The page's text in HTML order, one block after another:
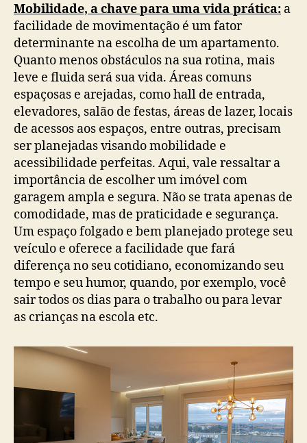
Mobilidade, a chave para uma vida prática: a
facilidade de movimentação é um fator
determinante na escolha de um apartamento.
Quanto menos obstáculos na sua rotina, mais
leve e fluida será sua vida. Áreas comuns
espaçosas e arejadas, como hall de entrada,
elevadores, salão de festas, áreas de lazer, locais
de acessos aos espaços, entre outras, precisam
ser planejadas visando mobilidade e
acessibilidade perfeitas. Aqui, vale ressaltar a
importância de escolher um imóvel com
garagem ampla e segura. Não se trata apenas de
comodidade, mas de praticidade e segurança.
Um espaço folgado e bem planejado protege seu
veículo e oferece a facilidade que fará
diferença no seu cotidiano, economizando seu
tempo e seu humor, quando, por exemplo, você
sair todos os dias para o trabalho ou para levar
as crianças na escola etc.